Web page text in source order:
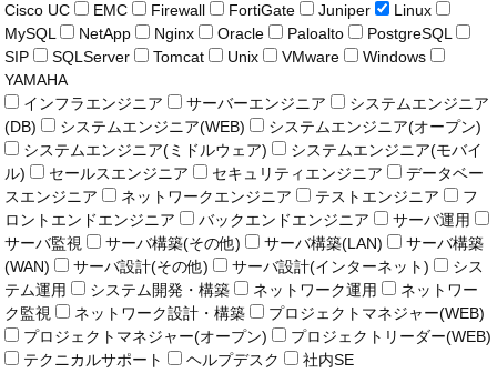
Cisco UC
EMC Firewall FortiGate Juniper
Linux
MySQL
NetApp Nginx Oracle Paloalto
PostgreSQL
SIP
SQLServer Tomcat Unix VMware
Windows
YAMAHA
インフラエンジニア
サーバーエンジニア
システムエンジニア
(DB)
システムエンジニア(WEB)
システムエンジニア(オープン)
システムエンジニア(ミドルウェア)
システムエンジニア(モバイ
ル)
セールスエンジニア セキュリティエンジニア
データベー
スエンジニア
ネットワークエンジニア テストエンジニア
フ
ロントエンドエンジニア
バックエンドエンジニア
サーバ運用
サーバ監視
サーバ構築(その他) サーバ構築(LAN)
サーバ構築
(WAN)
サーバ設計(その他) サーバ設計(インターネット)
シス
テム運用
システム開発・構築 ネットワーク運用
ネットワー
ク監視
ネットワーク設計・構築
プロジェクトマネジャー(WEB)
プロジェクトマネジャー(オープン)
プロジェクトリーダー(WEB)
テクニカルサポート
ヘルプデスク
社内SE